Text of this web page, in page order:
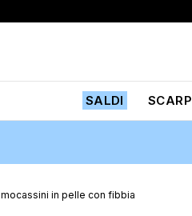
SALDI
mocassini in pelle con fibbia